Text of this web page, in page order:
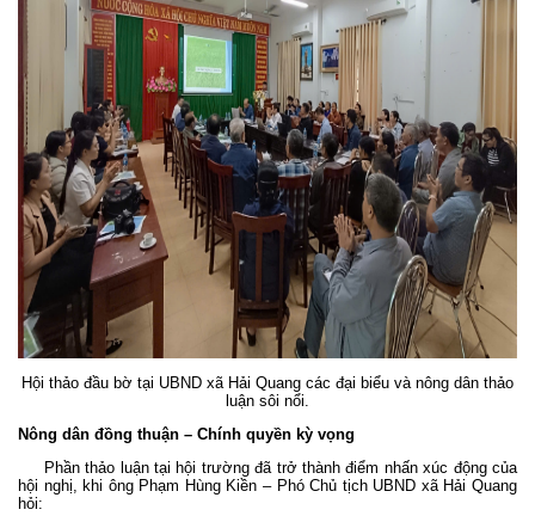
Hội thảo đầu bờ tại UBND xã Hải Quang các đại biểu và nông dân thảo
luận sôi nổi.
Nông dân đồng thuận – Chính quyền kỳ vọng
Phần thảo luận tại hội trường đã trở thành điểm nhấn xúc động của
hội nghị, khi ông Phạm Hùng Kiền – Phó Chủ tịch UBND xã Hải Quang
hỏi: